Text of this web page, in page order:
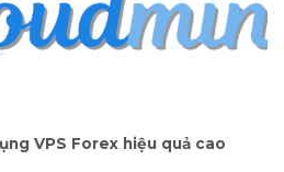
VPS Forex hiệu quả cao